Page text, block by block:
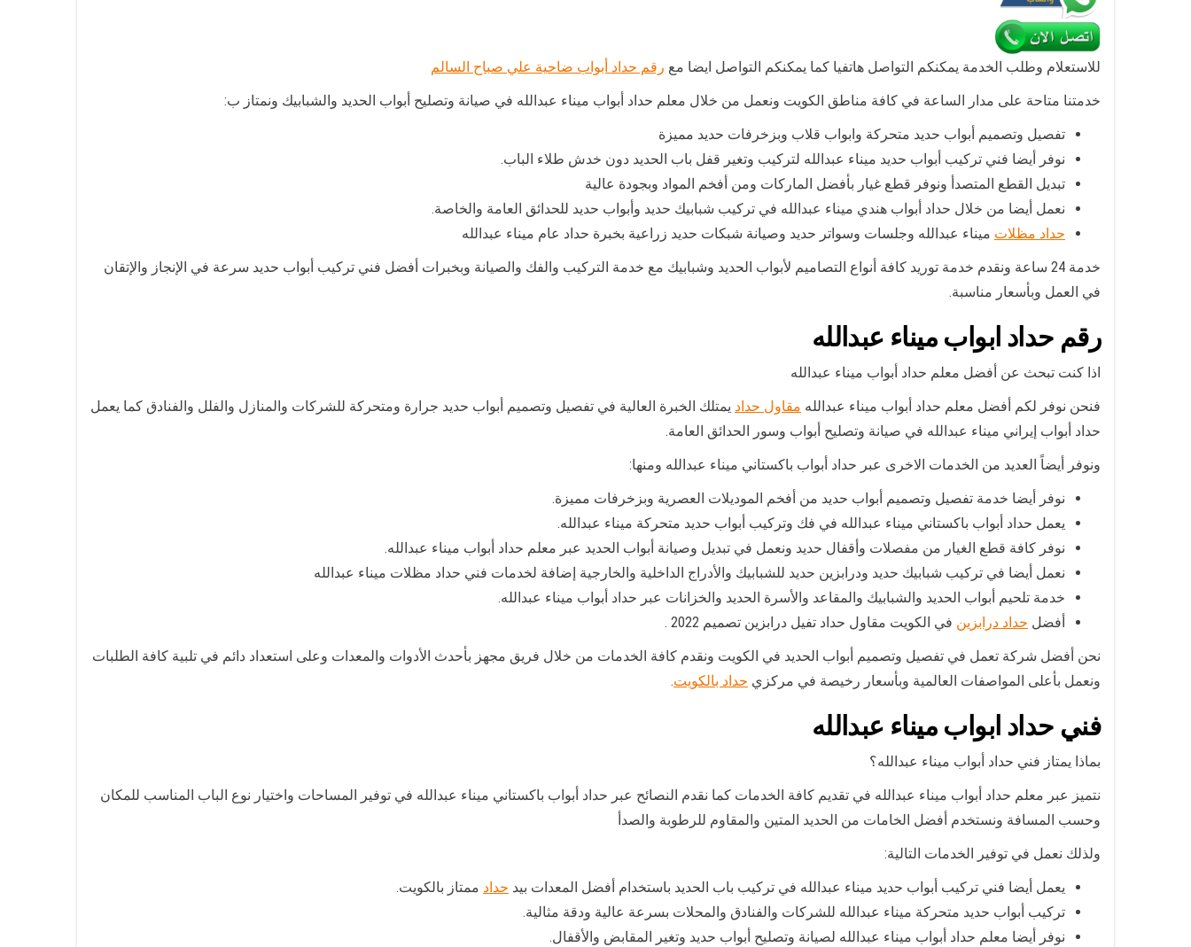
للاستعلام وطلب الخدمة يمكنكم التواصل هاتفيا كما يمكنكم التواصل ايضا مع رقم حداد أبواب ضاحية علي صباح السالم
خدمتنا متاحة على مدار الساعة في كافة مناطق الكويت ونعمل من خلال معلم حداد أبواب ميناء عبدالله في صيانة وتصليح أبواب الحديد والشبابيك ونمتاز ب:
تفصيل وتصميم أبواب حديد متحركة وابواب قلاب وبزخرفات حديد مميزة
نوفر أيضا فني تركيب أبواب حديد ميناء عبدالله لتركيب وتغير قفل باب الحديد دون خدش طلاء الباب.
تبديل القطع المتصدأ ونوفر قطع غيار بأفضل الماركات ومن أفخم المواد وبجودة عالية
نعمل أيضا من خلال حداد أبواب هندي ميناء عبدالله في تركيب شبابيك حديد وأبواب حديد للحدائق العامة والخاصة.
حداد مظلات ميناء عبدالله وجلسات وسواتر حديد وصيانة شبكات حديد زراعية بخبرة حداد عام ميناء عبدالله
خدمة 24 ساعة ونقدم خدمة توريد كافة أنواع التصاميم لأبواب الحديد وشبابيك مع خدمة التركيب والفك والصيانة وبخبرات أفضل فني تركيب أبواب حديد سرعة في الإنجاز والإتقان
في العمل وبأسعار مناسبة.
رقم حداد ابواب ميناء عبدالله
اذا كنت تبحث عن أفضل معلم حداد أبواب ميناء عبدالله
فنحن نوفر لكم أفضل معلم حداد أبواب ميناء عبدالله مقاول حداد يمتلك الخبرة العالية في تفصيل وتصميم أبواب حديد جرارة ومتحركة للشركات والمنازل والفلل والفنادق كما يعمل
حداد أبواب إيراني ميناء عبدالله في صيانة وتصليح أبواب وسور الحدائق العامة.
ونوفر أيضاً العديد من الخدمات الاخرى عبر حداد أبواب باكستاني ميناء عبدالله ومنها:
نوفر أيضا خدمة تفصيل وتصميم أبواب حديد من أفخم الموديلات العصرية وبزخرفات مميزة.
يعمل حداد أبواب باكستاني ميناء عبدالله في فك وتركيب أبواب حديد متحركة ميناء عبدالله.
نوفر كافة قطع الغيار من مفصلات وأقفال حديد ونعمل في تبديل وصيانة أبواب الحديد عبر معلم حداد أبواب ميناء عبدالله.
نعمل أيضا في تركيب شبابيك حديد ودرابزين حديد للشبابيك والأدراج الداخلية والخارجية إضافة لخدمات فني حداد مظلات ميناء عبدالله
خدمة تلحيم أبواب الحديد والشبابيك والمقاعد والأسرة الحديد والخزانات عبر حداد أبواب ميناء عبدالله.
أفضل حداد درابزين في الكويت مقاول حداد تفيل درابزين تصميم 2022 .
نحن أفضل شركة تعمل في تفصيل وتصميم أبواب الحديد في الكويت ونقدم كافة الخدمات من خلال فريق مجهز بأحدث الأدوات والمعدات وعلى استعداد دائم في تلبية كافة الطلبات
ونعمل بأعلى المواصفات العالمية وبأسعار رخيصة في مركزي حداد بالكويت.
فني حداد ابواب ميناء عبدالله
بماذا يمتاز فني حداد أبواب ميناء عبدالله؟
نتميز عبر معلم حداد أبواب ميناء عبدالله في تقديم كافة الخدمات كما نقدم النصائح عبر حداد أبواب باكستاني ميناء عبدالله في توفير المساحات واختيار نوع الباب المناسب للمكان
وحسب المسافة ونستخدم أفضل الخامات من الحديد المتين والمقاوم للرطوبة والصدأ
ولذلك نعمل في توفير الخدمات التالية:
يعمل أيضا فني تركيب أبواب حديد ميناء عبدالله في تركيب باب الحديد باستخدام أفضل المعدات بيد حداد ممتاز بالكويت.
تركيب أبواب حديد متحركة ميناء عبدالله للشركات والفنادق والمحلات بسرعة عالية ودقة مثالية.
نوفر أيضا معلم حداد أبواب ميناء عبدالله لصيانة وتصليح أبواب حديد وتغير المقابض والأقفال.